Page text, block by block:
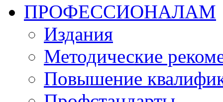
ПРОФЕССИОНАЛАМ
Издания
Методические
Повышение